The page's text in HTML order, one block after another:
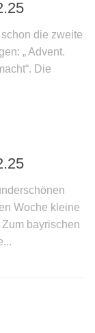
die zweite
„ Advent.
Die
Woche kleine
bayrischen